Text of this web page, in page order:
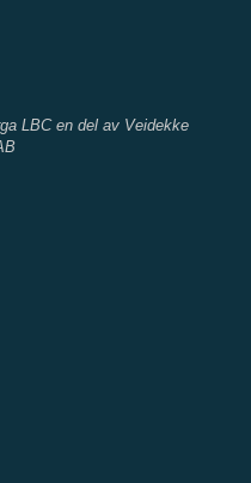
LBC en del av Veidekke